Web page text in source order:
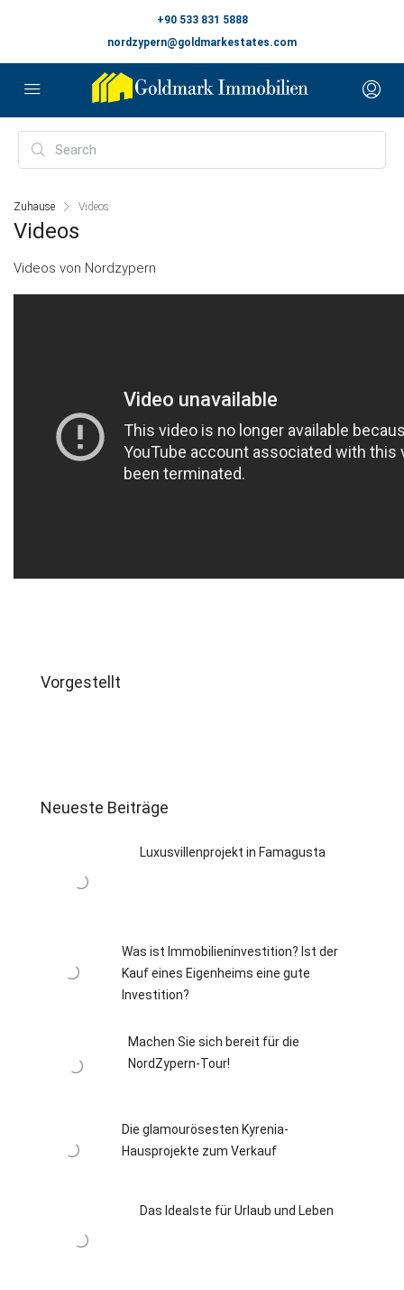
+90 533 831 5888
nordzypern@goldmarkestates.com
Zuhause Videos
Videos
Videos von Nordzypern
Vorgestellt
Neueste Beiträge
Luxusvillenprojekt in Famagusta
Was ist Immobilieninvestition? Ist der
Kauf eines Eigenheims eine gute
Investition?
Machen Sie sich bereit für die
NordZypern-Tour!
Die glamourösesten Kyrenia-
Hausprojekte zum Verkauf
Das Idealste für Urlaub und Leben